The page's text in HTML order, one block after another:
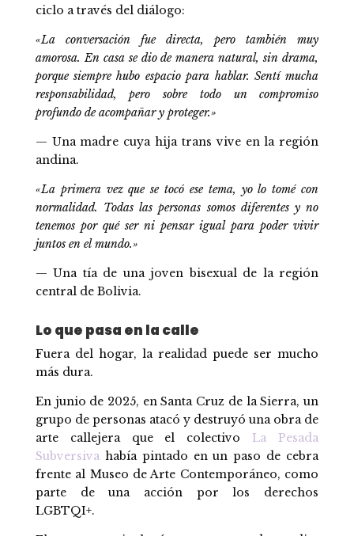
ciclo a través del diálogo:
«La conversación fue directa, pero también muy
amorosa. En casa se dio de manera natural, sin drama,
porque siempre hubo espacio para hablar. Sentí mucha
responsabilidad, pero sobre todo un compromiso
profundo de acompañar y proteger.»
— Una madre cuya hija trans vive en la región
andina.
«La primera vez que se tocó ese tema, yo lo tomé con
normalidad. Todas las personas somos diferentes y no
tenemos por qué ser ni pensar igual para poder vivir
juntos en el mundo.»
— Una tía de una joven bisexual de la región
central de Bolivia.
Lo que pasa en la calle
Fuera del hogar, la realidad puede ser mucho
más dura.
En junio de 2025, en Santa Cruz de la Sierra, un
grupo de personas atacó y destruyó una obra de
arte callejera que el colectivo La Pesada
Subversiva había pintado en un paso de cebra
frente al Museo de Arte Contemporáneo, como
parte de una acción por los derechos
LGBTQI+.